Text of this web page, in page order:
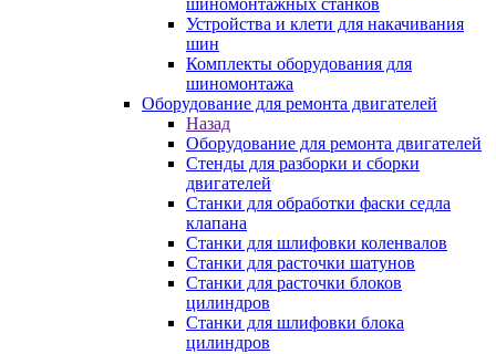
шиномонтажных станков
Устройства и клети для накачивания
шин
Комплекты оборудования для
шиномонтажа
Оборудование для ремонта двигателей
Назад
Оборудование для ремонта двигателей
Стенды для разборки и сборки
двигателей
Станки для обработки фаски седла
клапана
Станки для шлифовки коленвалов
Станки для расточки шатунов
Станки для расточки блоков
цилиндров
Станки для шлифовки блока
цилиндров